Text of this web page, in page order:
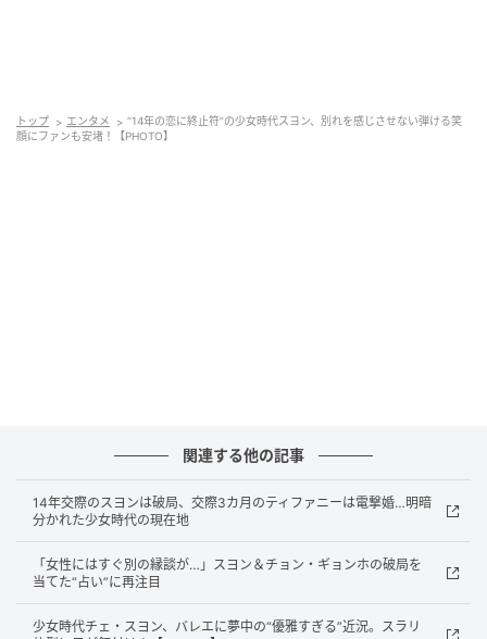
トップ エンタメ
“14年の恋に終止符”の少女時代スヨン、別れを感じさせない弾ける笑
顔にファンも安堵！【PHOTO】
関連する他の記事
14年交際のスヨンは破局、交際3カ月のティファニーは電撃婚…明暗
分かれた少女時代の現在地
「女性にはすぐ別の縁談が…」スヨン＆チョン・ギョンホの破局を
当てた“占い”に再注目
少女時代チェ・スヨン、バレエに夢中の“優雅すぎる”近況。スラリ